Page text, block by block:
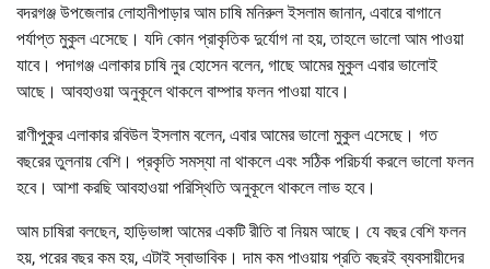
বদরগঞ্জ উপজেলার লোহানীপাড়ার আম চাষি মনিরুল ইসলাম জানান, এবারে বাগানে
পর্যাপ্ত মুকুল এসেছে। যদি কোন প্রাকৃতিক দুর্যোগ না হয়, তাহলে ভালো আম পাওয়া
যাবে। পদাগঞ্জ এলাকার চাষি নুর হোসেন বলেন, গাছে আমের মুকুল এবার ভালোই
আছে। আবহাওয়া অনুকূলে থাকলে বাম্পার ফলন পাওয়া যাবে।
রাণীপুকুর এলাকার রবিউল ইসলাম বলেন, এবার আমের ভালো মুকুল এসেছে। গত
বছরের তুলনায় বেশি। প্রকৃতি সমস্যা না থাকলে এবং সঠিক পরিচর্যা করলে ভালো ফলন
হবে। আশা করছি আবহাওয়া পরিস্থিতি অনুকূলে থাকলে লাভ হবে।
আম চাষিরা বলছেন, হাড়িভাঙ্গা আমের একটি রীতি বা নিয়ম আছে। যে বছর বেশি ফলন
হয়, পরের বছর কম হয়, এটাই স্বাভাবিক। দাম কম পাওয়ায় প্রতি বছরই ব্যবসায়ীদের